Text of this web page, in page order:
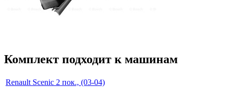
Комплект подходит к машинам
Renault Scenic 2 пок., (03-04)